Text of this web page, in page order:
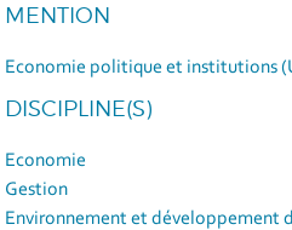
MENTION
Economie politique et institutions
DISCIPLINE(S)
Economie
Gestion
Environnement et développement